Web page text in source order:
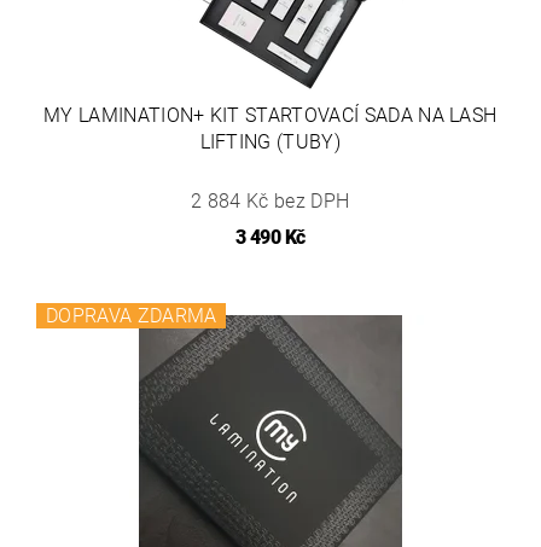
MY LAMINATION+ KIT STARTOVACÍ SADA NA LASH
LIFTING (TUBY)
2 884 Kč bez DPH
3 490 Kč
DOPRAVA ZDARMA